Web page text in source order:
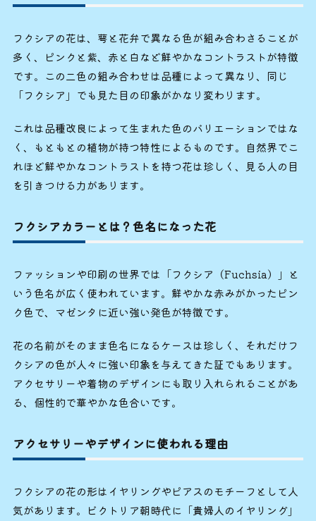
フクシアの花は、萼と花弁で異なる色が組み合わさることが
多く、ピンクと紫、赤と白など鮮やかなコントラストが特徴
です。この二色の組み合わせは品種によって異なり、同じ
「フクシア」でも見た目の印象がかなり変わります。
これは品種改良によって生まれた色のバリエーションではな
く、もともとの植物が持つ特性によるものです。自然界でこ
れほど鮮やかなコントラストを持つ花は珍しく、見る人の目
を引きつける力があります。
フクシアカラーとは？色名になった花
ファッションや印刷の世界では「フクシア（Fuchsia）」と
いう色名が広く使われています。鮮やかな赤みがかったピン
ク色で、マゼンタに近い強い発色が特徴です。
花の名前がそのまま色名になるケースは珍しく、それだけフ
クシアの色が人々に強い印象を与えてきた証でもあります。
アクセサリーや着物のデザインにも取り入れられることがあ
る、個性的で華やかな色合いです。
アクセサリーやデザインに使われる理由
フクシアの花の形はイヤリングやピアスのモチーフとして人
気があります。ビクトリア朝時代に「貴婦人のイヤリング」